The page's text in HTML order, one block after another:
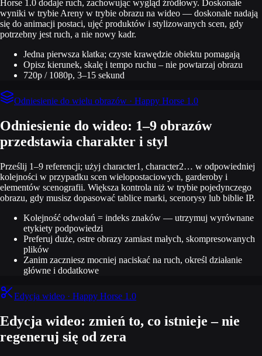
Horse 1.0 dodaje ruch, zachowując wygląd źródłowy. Doskonałe
wyniki w trybie Areny w trybie obrazu na wideo — doskonale nadają
się do animacji postaci, ujęć produktów i stylizowanych scen, gdy
potrzebny jest ruch, a nie nowy kadr.
Jedna pierwsza klatka; czyste krawędzie obiektu pomagają
Opisz kierunek, skalę i tempo ruchu – nie powtarzaj obrazu
720p / 1080p, 3–15 sekund
Odniesienie do wielu obrazów · Happy Horse 1.0
Odniesienie do wideo: 1–9 obrazów
przedstawia charakter i styl
Prześlij 1–9 referencji; użyj character1, character2… w odpowiedniej
kolejności w przypadku scen wielopostaciowych, garderoby i
elementów scenografii. Większa kontrola niż w trybie pojedynczego
obrazu, gdy musisz dopasować tablice marki, scenorysy lub biblie IP.
Kolejność odwołań = indeks znaków — utrzymuj wyrównane
etykiety podpowiedzi
Preferuj duże, ostre obrazy zamiast małych, skompresowanych
plików
Zanim zaczniesz mocniej naciskać na ruch, określ działanie
główne i dodatkowe
Edycja wideo · Happy Horse 1.0
Edycja wideo: zmień to, co istnieje – nie
regeneruj się od zera